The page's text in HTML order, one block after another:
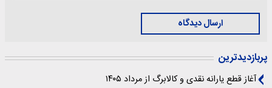
ارسال دیدگاه
پربازدیدترین
آغاز قطع یارانه نقدی و کالابرگ از مرداد ۱۴۰۵